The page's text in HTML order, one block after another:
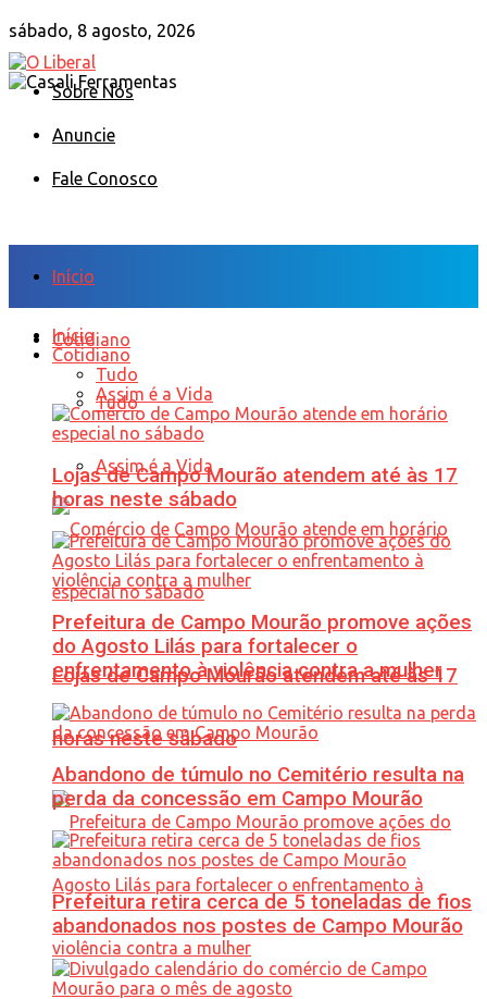
sábado, 8 agosto, 2026
Sobre Nós
Anuncie
Fale Conosco
Início
Cotidiano
Tudo
Assim é a Vida
Lojas de Campo Mourão atendem até às 17
horas neste sábado
Início
Cotidiano
Tudo
Assim é a Vida
Lojas de Campo Mourão atendem até às 17
horas neste sábado
Prefeitura de Campo Mourão promove ações
do Agosto Lilás para fortalecer o
enfrentamento à violência contra a mulher
Abandono de túmulo no Cemitério resulta na
perda da concessão em Campo Mourão
Prefeitura retira cerca de 5 toneladas de fios
abandonados nos postes de Campo Mourão